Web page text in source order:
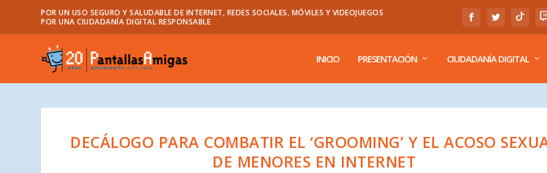
POR UN USO SEGURO Y SALUDABLE DE INTERNET, REDES SOCIALES, MÓVILES Y VIDEOJUEGOS
POR UNA CIUDADANÍA DIGITAL RESPONSABLE
INICIO PRESENTACIÓN CIUDADANÍA DIGITAL
DECÁLOGO PARA COMBATIR EL ‘GROOMING’ Y EL ACOSO
DE MENORES EN INTERNET